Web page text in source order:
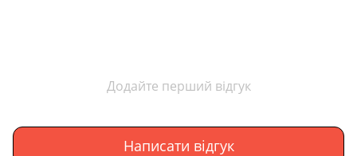
Додайте перший відгук
Написати відгук